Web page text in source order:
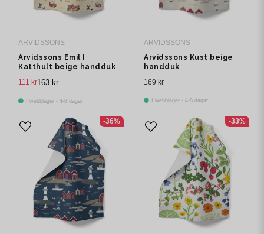
ARVIDSSONS
Arvidssons Emil I
Katthult beige handduk
163 kr
111 kr
I webblager - 4-8 dagar
ARVIDSSONS
Arvidssons Kust beige
handduk
169 kr
I webblager - 4-8 dagar
-36% -33%